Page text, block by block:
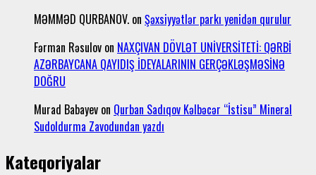
MƏMMƏD QURBANOV. on Şəxsiyyətlər parkı yenidən qurulur
Fərman Rəsulov on NAXÇIVAN DÖVLƏT UNİVERSİTETİ: QƏRBİ
AZƏRBAYCANA QAYIDIŞ İDEYALARININ GERÇƏKLƏŞMƏSİNƏ
DOĞRU
Murad Babayev on Qurban Sadıqov Kəlbəcər “İstisu” Mineral
Sudoldurma Zavodundan yazdı
Kateqoriyalar